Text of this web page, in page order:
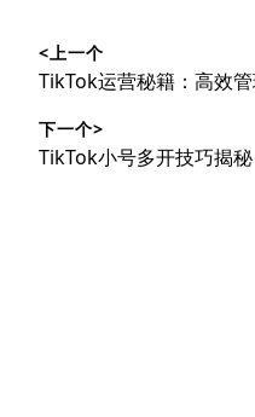
章
导
航
<上一个
上
文
章：
TikTok运营秘籍：高效
下一个>
下
TikTok小号多开技巧揭